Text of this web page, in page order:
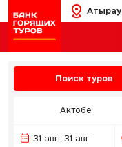
Атырау
Поиск туров
Актобе
31 авг–31 авг